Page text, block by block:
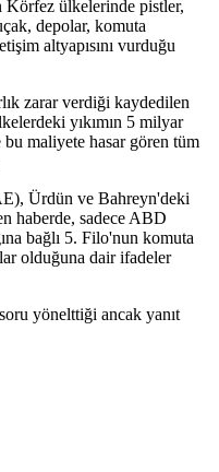
Körfez ülkelerinde pistler,
depolar, komuta
altyapısını vurduğu
zarar verdiği kaydedilen
yıkımın 5 milyar
bu maliyete hasar gören tüm
Ürdün ve Bahreyn'deki
haberde, sadece ABD
bağlı 5. Filo'nun komuta
olduğuna dair ifadeler
yönelttiği ancak yanıt